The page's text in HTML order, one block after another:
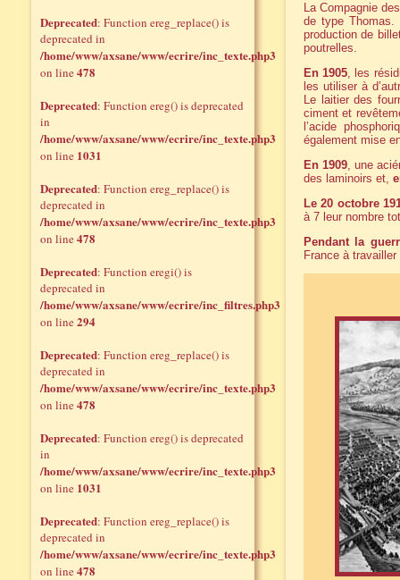
La Compagnie
de type Thomas.
production de
poutrelles.
En 1905, les
les utiliser à
Le laitier des
ciment et
l’acide
également mise
En 1909, une
des laminoirs et,
Le 20 octobre
à 7 leur nombre
Pendant la
France à
Deprecated: Function ereg_replace() is
deprecated in
/home/www/axsane/www/ecrire/inc_texte.php3
on line478
Deprecated: Function ereg() is deprecated
in
/home/www/axsane/www/ecrire/inc_texte.php3
on line 1031
Deprecated: Function ereg_replace() is
deprecated in
/home/www/axsane/www/ecrire/inc_texte.php3
on line478
Deprecated: Function eregi() is
deprecated in
/home/www/axsane/www/ecrire/inc_filtres.php3
on line294
Deprecated: Function ereg_replace() is
deprecated in
/home/www/axsane/www/ecrire/inc_texte.php3
on line478
Deprecated: Function ereg() is deprecated
in
/home/www/axsane/www/ecrire/inc_texte.php3
on line 1031
Deprecated: Function ereg_replace() is
deprecated in
/home/www/axsane/www/ecrire/inc_texte.php3
on line478